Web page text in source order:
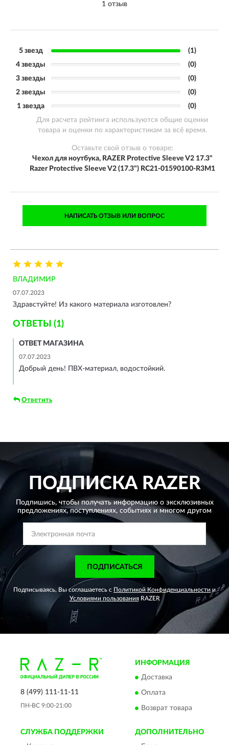
1 отзыв
5 звезд
(1)
4 звезды
(0)
3 звезды
(0)
2 звезды
(0)
1 звезда
(0)
Для расчета рейтинга используются общие оценки
товара и оценки по характеристикам за всё время.
Оставьте свой отзыв о товаре:
Чехол для ноутбука, RAZER Protective Sleeve V2 17.3"
Razer Protective Sleeve V2 (17.3") RC21-01590100-R3M1
НАПИСАТЬ ОТЗЫВ ИЛИ ВОПРОС
ВЛАДИМИР
07.07.2023
Здравстуйте! Из какого материала изготовлен?
ОТВЕТЫ (1)
ОТВЕТ МАГАЗИНА
07.07.2023
Добрый день! ПВХ-материал, водостойкий.
Ответить
ПОДПИСКА RAZER
Подпишись, чтобы получать информацию о эксклюзивных
предложениях,поступлениях, событиях и многом другом
ПОДПИСАТЬСЯ
Подписываясь, Вы соглашаетесь с Политикой Конфиденциальности и
Условиями пользованияRAZER
8 (499) 111-11-11
ПН-ВС 9:00-21:00
ИНФОРМАЦИЯ
Доставка
Оплата
Возврат товара
СЛУЖБА ПОДДЕРЖКИ ДОПОЛНИТЕЛЬНО